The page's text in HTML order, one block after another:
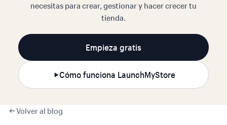
necesitas para crear, gestionar y hacer crecer tu
tienda.
Empieza gratis
Cómo funciona LaunchMyStore
Volver al blog